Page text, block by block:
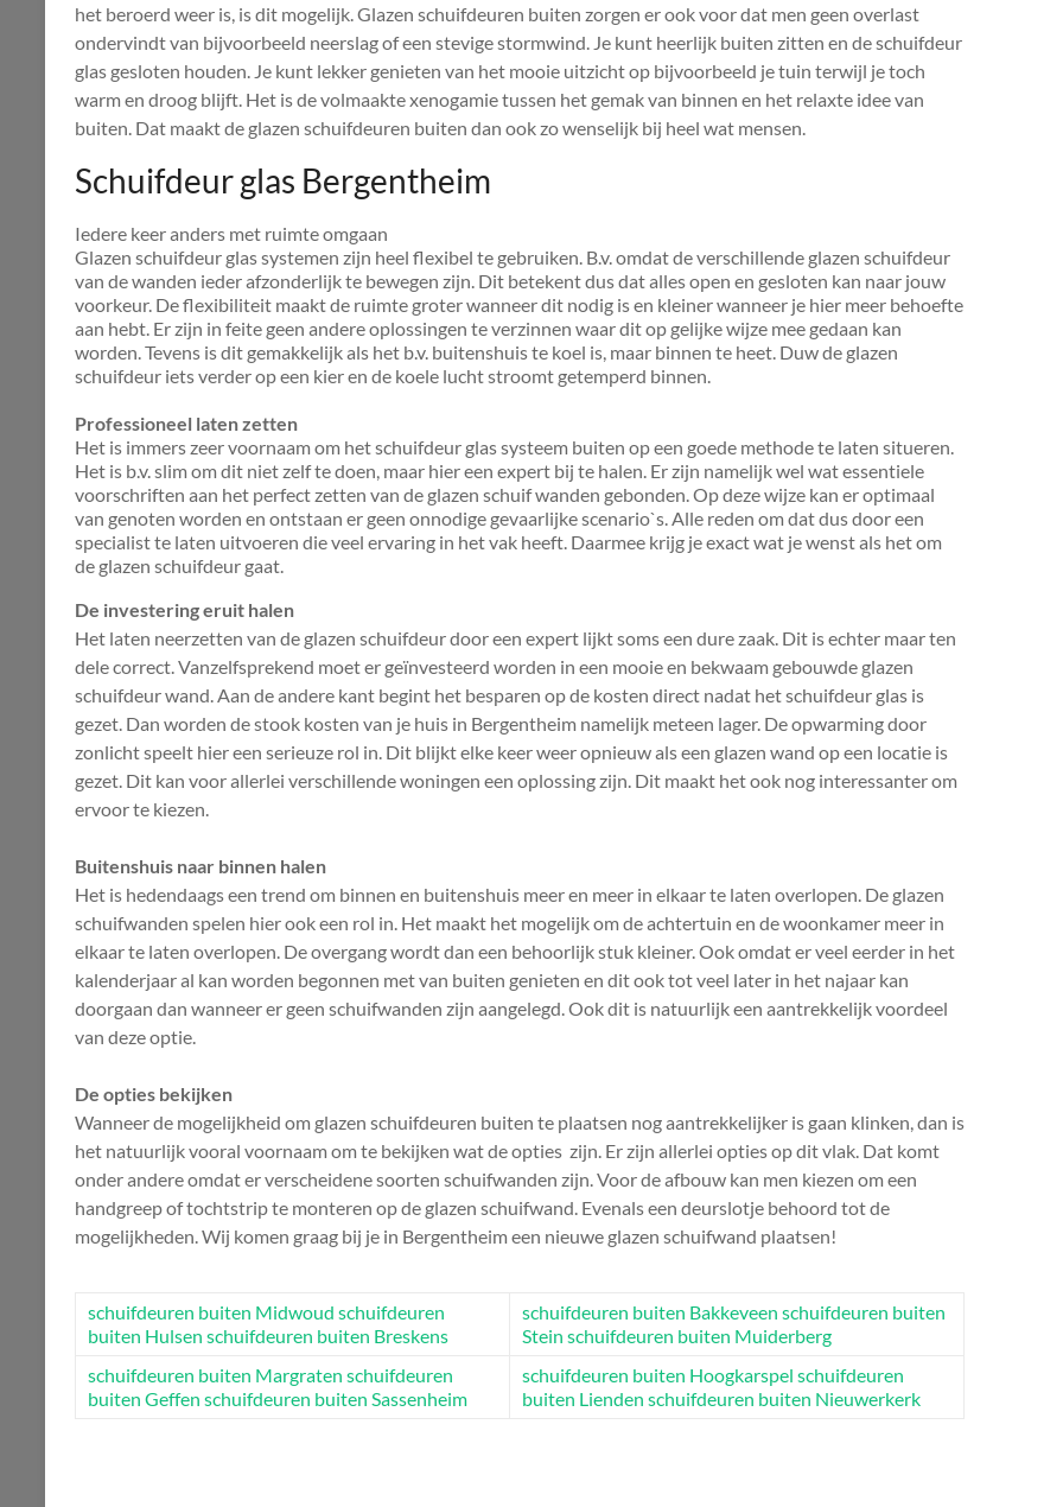
het beroerd weer is, is dit mogelijk. Glazen schuifdeuren buiten zorgen er ook voor dat men geen overlast
ondervindt van bijvoorbeeld neerslag of een stevige stormwind. Je kunt heerlijk buiten zitten en de schuifdeur
glas gesloten houden. Je kunt lekker genieten van het mooie uitzicht op bijvoorbeeld je tuin terwijl je toch
warm en droog blijft. Het is de volmaakte xenogamie tussen het gemak van binnen en het relaxte idee van
buiten. Dat maakt de glazen schuifdeuren buiten dan ook zo wenselijk bij heel wat mensen.
Schuifdeur glas Bergentheim
Iedere keer anders met ruimte omgaan
Glazen schuifdeur glas systemen zijn heel flexibel te gebruiken. B.v. omdat de verschillende glazen schuifdeur
van de wanden ieder afzonderlijk te bewegen zijn. Dit betekent dus dat alles open en gesloten kan naar jouw
voorkeur. De flexibiliteit maakt de ruimte groter wanneer dit nodig is en kleiner wanneer je hier meer behoefte
aan hebt. Er zijn in feite geen andere oplossingen te verzinnen waar dit op gelijke wijze mee gedaan kan
worden. Tevens is dit gemakkelijk als het b.v. buitenshuis te koel is, maar binnen te heet. Duw de glazen
schuifdeur iets verder op een kier en de koele lucht stroomt getemperd binnen.
Professioneel laten zetten
Het is immers zeer voornaam om het schuifdeur glas systeem buiten op een goede methode te laten situeren.
Het is b.v. slim om dit niet zelf te doen, maar hier een expert bij te halen. Er zijn namelijk wel wat essentiele
voorschriften aan het perfect zetten van de glazen schuif wanden gebonden. Op deze wijze kan er optimaal
van genoten worden en ontstaan er geen onnodige gevaarlijke scenario`s. Alle reden om dat dus door een
specialist te laten uitvoeren die veel ervaring in het vak heeft. Daarmee krijg je exact wat je wenst als het om
de glazen schuifdeur gaat.
De investering eruit halen
Het laten neerzetten van de glazen schuifdeur door een expert lijkt soms een dure zaak. Dit is echter maar ten
dele correct. Vanzelfsprekend moet er geïnvesteerd worden in een mooie en bekwaam gebouwde glazen
schuifdeur wand. Aan de andere kant begint het besparen op de kosten direct nadat het schuifdeur glas is
gezet. Dan worden de stook kosten van je huis in Bergentheim namelijk meteen lager. De opwarming door
zonlicht speelt hier een serieuze rol in. Dit blijkt elke keer weer opnieuw als een glazen wand op een locatie is
gezet. Dit kan voor allerlei verschillende woningen een oplossing zijn. Dit maakt het ook nog interessanter om
ervoor te kiezen.
Buitenshuis naar binnen halen
Het is hedendaags een trend om binnen en buitenshuis meer en meer in elkaar te laten overlopen. De glazen
schuifwanden spelen hier ook een rol in. Het maakt het mogelijk om de achtertuin en de woonkamer meer in
elkaar te laten overlopen. De overgang wordt dan een behoorlijk stuk kleiner. Ook omdat er veel eerder in het
kalenderjaar al kan worden begonnen met van buiten genieten en dit ook tot veel later in het najaar kan
doorgaan dan wanneer er geen schuifwanden zijn aangelegd. Ook dit is natuurlijk een aantrekkelijk voordeel
van deze optie.
De opties bekijken
Wanneer de mogelijkheid om glazen schuifdeuren buiten te plaatsen nog aantrekkelijker is gaan klinken, dan is
het natuurlijk vooral voornaam om te bekijken wat de opties zijn. Er zijn allerlei opties op dit vlak. Dat komt
onder andere omdat er verscheidene soorten schuifwanden zijn. Voor de afbouw kan men kiezen om een
handgreep of tochtstrip te monteren op de glazen schuifwand. Evenals een deurslotje behoord tot de
mogelijkheden. Wij komen graag bij je in Bergentheim een nieuwe glazen schuifwand plaatsen!
schuifdeuren buiten Midwoud schuifdeuren
buiten Hulsen schuifdeuren buiten Breskens
schuifdeuren buiten Bakkeveen schuifdeuren buiten
Stein schuifdeuren buiten Muiderberg
schuifdeuren buiten Margraten schuifdeuren
buiten Geffen schuifdeuren buiten Sassenheim
schuifdeuren buiten Hoogkarspel schuifdeuren
buiten Lienden schuifdeuren buiten Nieuwerkerk